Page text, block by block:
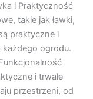
i Praktyczność
takie jak ławki,
praktyczne i
ogrodu.
i trwałe
przestrzeni, od